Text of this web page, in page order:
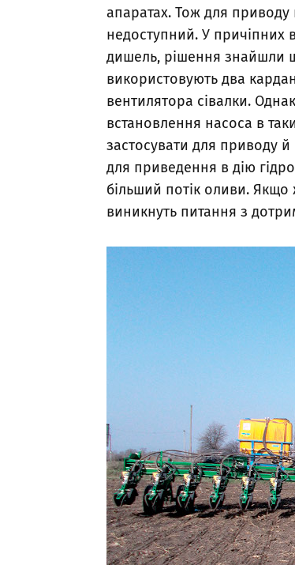
апаратах. Тож для приводу
недоступний. У причіпних
дишель, рішення знайшли
використовують два
вентилятора сівалки.
встановлення насоса в
застосувати для приводу
для приведення в дію
більший потік оливи.
виникнуть питання з